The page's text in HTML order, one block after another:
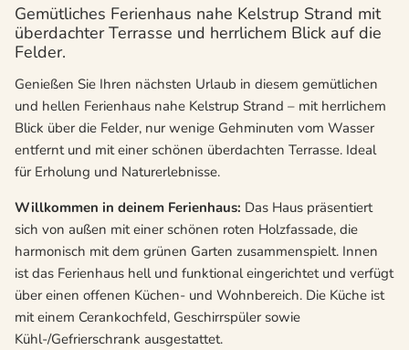
Gemütliches Ferienhaus nahe Kelstrup Strand mit
überdachter Terrasse und herrlichem Blick auf die
Felder.
Genießen Sie Ihren nächsten Urlaub in diesem gemütlichen
und hellen Ferienhaus nahe Kelstrup Strand – mit herrlichem
Blick über die Felder, nur wenige Gehminuten vom Wasser
entfernt und mit einer schönen überdachten Terrasse. Ideal
für Erholung und Naturerlebnisse.
Willkommen in deinem Ferienhaus: Das Haus präsentiert
sich von außen mit einer schönen roten Holzfassade, die
harmonisch mit dem grünen Garten zusammenspielt. Innen
ist das Ferienhaus hell und funktional eingerichtet und verfügt
über einen offenen Küchen- und Wohnbereich. Die Küche ist
mit einem Cerankochfeld, Geschirrspüler sowie
Kühl-/Gefrierschrank ausgestattet.